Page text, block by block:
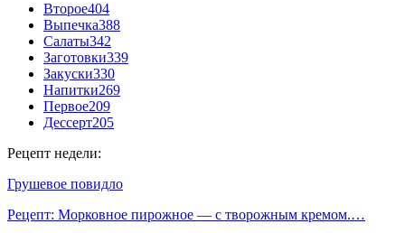
Второе404
Выпечка388
Салаты342
Заготовки339
Закуски330
Напитки269
Первое209
Дессерт205
Рецепт недели:
Грушевое повидло
Рецепт: Морковное пирожное — с творожным кремом.…